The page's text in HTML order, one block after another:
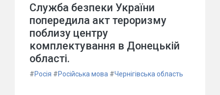
Служба безпеки України
попередила акт тероризму
поблизу центру
комплектування в Донецькій
області.
#Росія #Російська мова #Чернігівська область